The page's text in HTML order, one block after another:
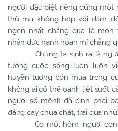
người đặc biệt riêng đứng một
thù mà không hợp với đám
ngon nhất chẳng qua là món
nhân đức hạnh hoàn mĩ chẳng
Chúng ta sinh ra là người
tưởng cuộc sống luôn luôn
huyễn tưởng bốn mùa trong
không ai có thể oanh liệt suốt
người số mệnh đã định phải
đắng cay chua chát, trải qua
Có một hôm, người con